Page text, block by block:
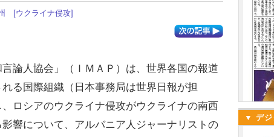
[ウクライナ侵攻]
論人協会」（ＩＭＡＰ）は、世界各国の報道
る国際組織（日本事務局は世界日報が担
ロシアのウクライナ侵攻がウクライナの南西
響について、アルバニア人ジャーナリストの
▼ デジ